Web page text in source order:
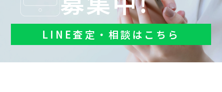
LINE査定・相談はこちら